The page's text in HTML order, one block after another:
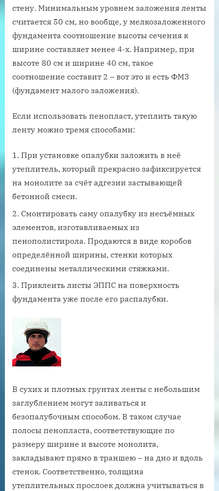
стену. Минимальным уровнем заложения ленты
считается 50 см, но вообще, у мелкозаложенного
фундамента соотношение высоты сечения к
ширине составляет менее 4-х. Например, при
высоте 80 см и ширине 40 см, такое
соотношение составит 2 – вот это и есть ФМЗ
(фундамент малого заложения).
Если использовать пенопласт, утеплить такую
ленту можно тремя способами:
При установке опалубки заложить в неё
утеплитель, который прекрасно зафиксируется
на монолите за счёт адгезии застывающей
бетонной смеси.
Смонтировать саму опалубку из несъёмных
элементов, изготавливаемых из
пенополистирола. Продаются в виде коробов
определённой ширины, стенки которых
соединены металлическими стяжками.
Приклеить листы ЭППС на поверхность
фундамента уже после его распалубки.
В сухих и плотных грунтах ленты с небольшим
заглублением могут заливаться и
безопалубочным способом. В таком случае
полосы пенопласта, соответствующие по
размеру ширине и высоте монолита,
закладывают прямо в траншею – на дно и вдоль
стенок. Соответственно, толщина
утеплительных прослоек должна учитываться в